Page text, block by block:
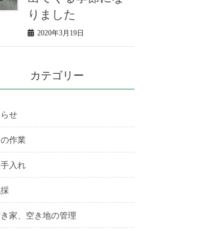
りました
2020年3月19日
カテゴリー
せ
作業
入れ
家、空き地の管理